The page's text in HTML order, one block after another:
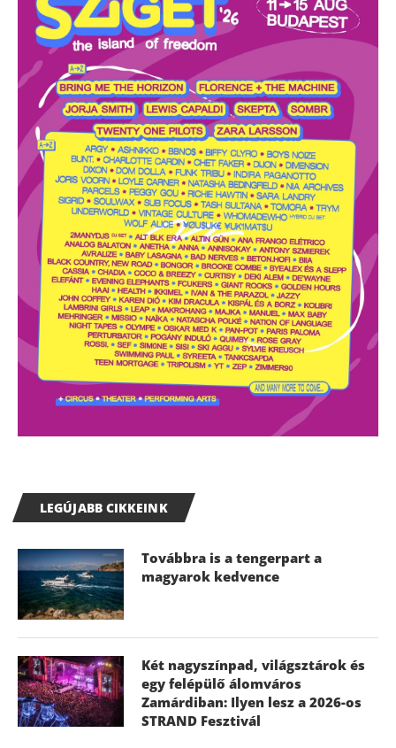
LEGÚJABB CIKKEINK
Továbbra is a tengerpart a
magyarok kedvence
Két nagyszínpad, világsztárok és
egy felépülő álomváros
Zamárdiban: Ilyen lesz a 2026-os
STRAND Fesztivál